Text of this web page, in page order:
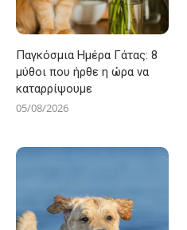
Παγκόσμια Ημέρα Γάτας: 8
μύθοι που ήρθε η ώρα να
καταρρίψουμε
05/08/2026